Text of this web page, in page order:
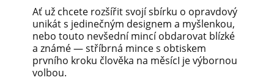
Ať už chcete rozšířit svojí sbírku o opravdový
unikát s jedinečným designem a myšlenkou,
nebo touto nevšední mincí obdarovat blízké
a známé — stříbrná mince s obtiskem
prvního kroku člověka na měsícI je výbornou
volbou.